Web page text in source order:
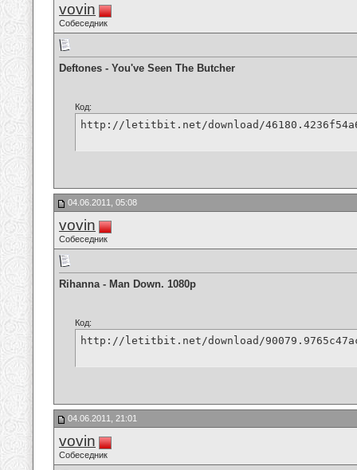
vovin
Собеседник
Deftones - You've Seen The Butcher
Код:
http://letitbit.net/download/
04.06.2011, 05:08
vovin
Собеседник
Rihanna - Man Down. 1080p
Код:
http://letitbit.net/download/
04.06.2011, 21:01
vovin
Собеседник